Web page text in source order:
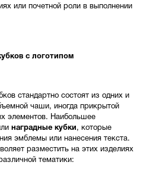
или почетной роли в выполнении
с логотипом
стандартно состоят из одних и
чаши, иногда прикрытой
элементов. Наибольшее
наградные кубки, которые
эмблемы или нанесения текста.
разместить на этих изделиях
тематики: